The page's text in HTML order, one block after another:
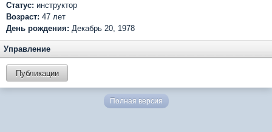
Статус: инструктор
Возраст: 47 лет
День рождения: Декабрь 20, 1978
Управление
Публикации
Полная версия